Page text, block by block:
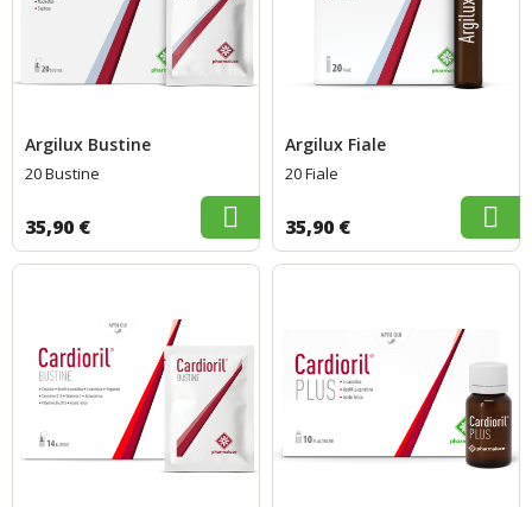
Argilux Bustine
20 Bustine
35,90 €
Argilux Fiale
20 Fiale
35,90 €